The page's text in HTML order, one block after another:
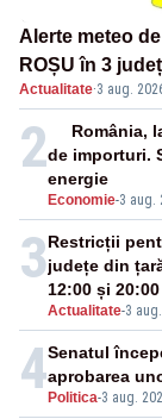
Alerte meteo
ROȘU în 3
Actualitate·3 aug.
2
Economie-3 aug.
România,
de importuri.
energie
3
Actualitate-3
Restricții
județe din
12:00 și 20:00
4Politica-3 aug.
Senatul
aprobarea